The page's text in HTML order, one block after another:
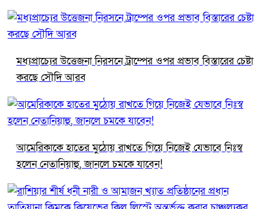
মধ্যপ্রাচ্যের উত্তেজনা নিরসনে ট্রাম্পের ওপর প্রভাব বিস্তারের চেষ্টা
করছে সৌদি আরব
আমেরিকাকে হাতের মুঠোয় রাখতে গিয়ে নিজেই যেভাবে নিঃস্ব
হলেন নেতানিয়াহু, জানলে চমকে যাবেন!